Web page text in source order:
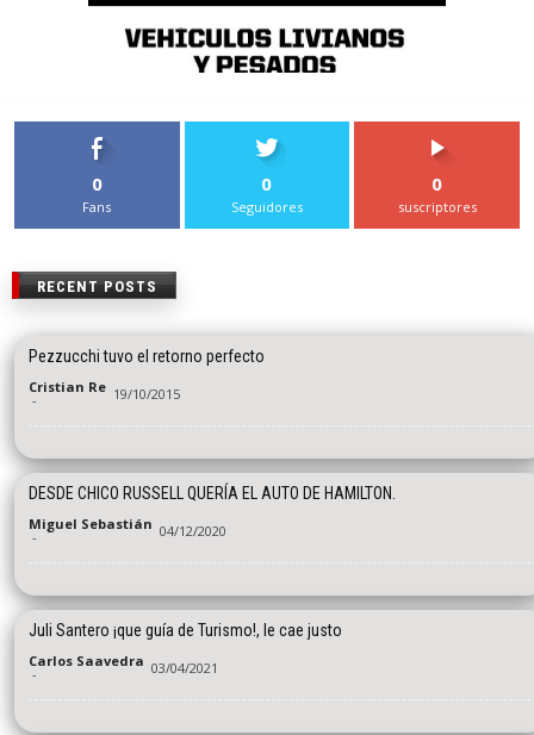
0
Fans
0
Seguidores
0
suscriptores
RECENT POSTS
Pezzucchi tuvo el retorno perfecto
Cristian Re
- 19/10/2015
DESDE CHICO RUSSELL QUERÍA EL AUTO DE HAMILTON.
Miguel Sebastián
- 04/12/2020
Juli Santero ¡que guía de Turismo!, le cae justo
Carlos Saavedra
- 03/04/2021